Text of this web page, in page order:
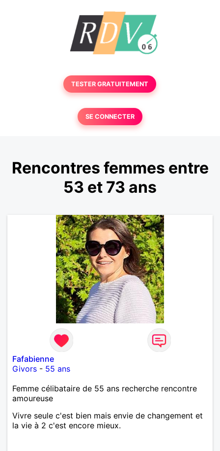
TESTER GRATUITEMENT
SE CONNECTER
Rencontres femmes entre
53 et 73 ans
Fafabienne
Givors - 55 ans
Femme célibataire de 55 ans recherche rencontre
amoureuse
Vivre seule c'est bien mais envie de changement et
la vie à 2 c'est encore mieux.